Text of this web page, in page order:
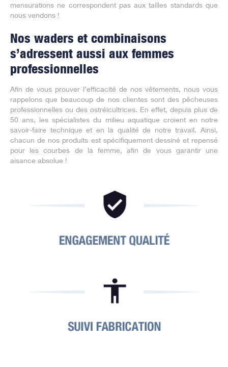
mensurations ne correspondent pas aux tailles standards que
nous vendons !
Nos waders et combinaisons
s’adressent aussi aux femmes
professionnelles
Afin de vous prouver l’efficacité de nos vêtements, nous vous
rappelons que beaucoup de nos clientes sont des pêcheuses
professionnelles ou des ostréicultrices. En effet, depuis plus de
50 ans, les spécialistes du milieu aquatique croient en notre
savoir-faire technique et en la qualité de notre travail. Ainsi,
chacun de nos produits est spécifiquement dessiné et repensé
pour les courbes de la femme, afin de vous garantir une
aisance absolue !